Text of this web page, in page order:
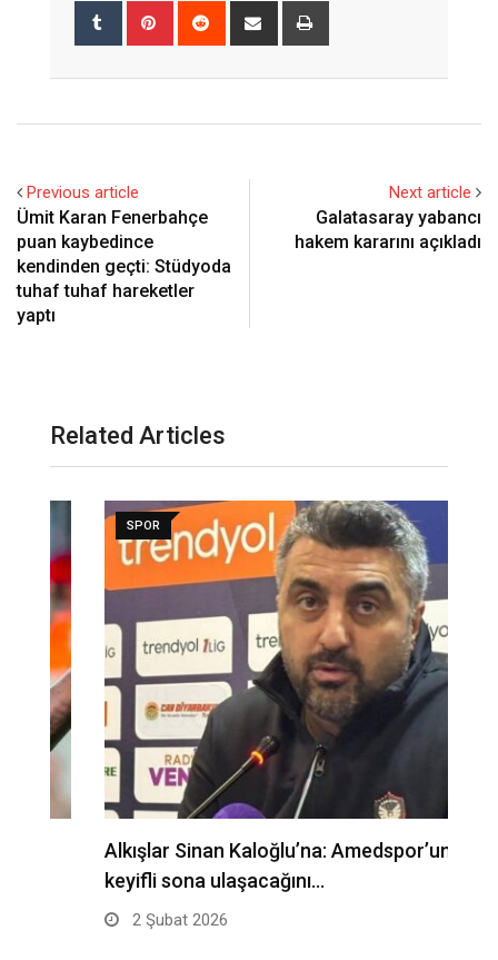
Tumblr Pinterest Reddit
Share
Previous article
Ümit Karan Fenerbahçe
puan kaybedince
kendinden geçti: Stüdyoda
tuhaf tuhaf hareketler
yaptı
Next article
Galatasaray yabancı
hakem kararını açıkladı
Related Articles
SPOR
Alkışlar Sinan Kaloğlu’na: Amedspor’un nasıl
keyifli sona ulaşacağını…
2 Şubat 2026